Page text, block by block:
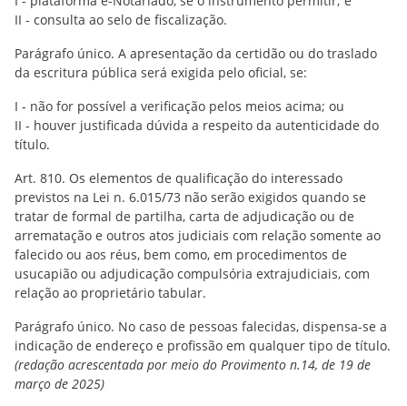
II - consulta ao selo de fiscalização.
Parágrafo único. A apresentação da certidão ou do traslado
da escritura pública será exigida pelo oficial, se:
I - não for possível a verificação pelos meios acima; ou
II - houver justificada dúvida a respeito da autenticidade do
título.
Art. 810. Os elementos de qualificação do interessado
previstos na Lei n. 6.015/73 não serão exigidos quando se
tratar de formal de partilha, carta de adjudicação ou de
arrematação e outros atos judiciais com relação somente ao
falecido ou aos réus, bem como, em procedimentos de
usucapião ou adjudicação compulsória extrajudiciais, com
relação ao proprietário tabular.
Parágrafo único. No caso de pessoas falecidas, dispensa-se a
indicação de endereço e profissão em qualquer tipo de título.
(redação acrescentada por meio do Provimento n.14, de 19 de
março de 2025)